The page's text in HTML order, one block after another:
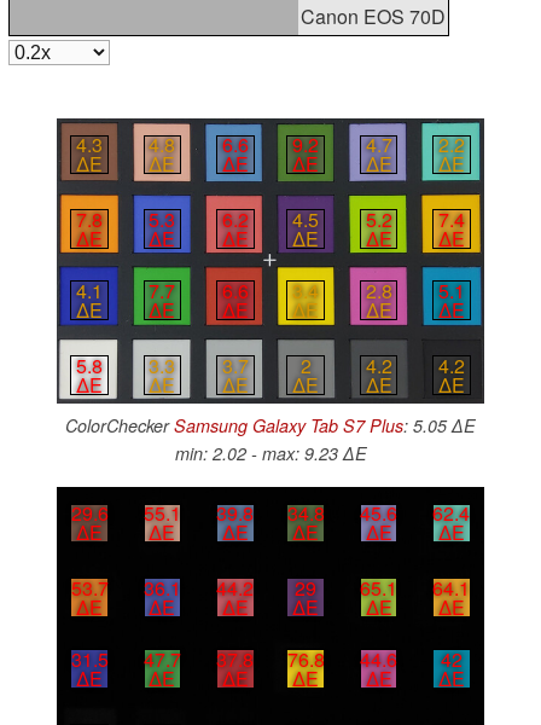
Canon EOS 70D
4.3
∆E
4.8
∆E
6.6
∆E
9.2
∆E
4.7
∆E
2.2
∆E
7.8
∆E
5.3
∆E
6.2
∆E
4.5
∆E
5.2
∆E
7.4
∆E
4.1
∆E
7.7
∆E
6.6
∆E
3.4
∆E
2.8
∆E
5.1
∆E
5.8
∆E
3.3
∆E
3.7
∆E
2
∆E
4.2
∆E
4.2
∆E
ColorCheckerSamsung Galaxy Tab S7 Plus: 5.05 ∆E
min: 2.02 - max: 9.23 ∆E
29.6
∆E
55.1
∆E
39.8
∆E
34.8
∆E
45.6
∆E
62.4
∆E
53.7
∆E
36.1
∆E
44.2
∆E
29
∆E
65.1
∆E
64.1
∆E
31.5
∆E
47.7
∆E
37.8
∆E
76.8
∆E
44.6
∆E
42
∆E